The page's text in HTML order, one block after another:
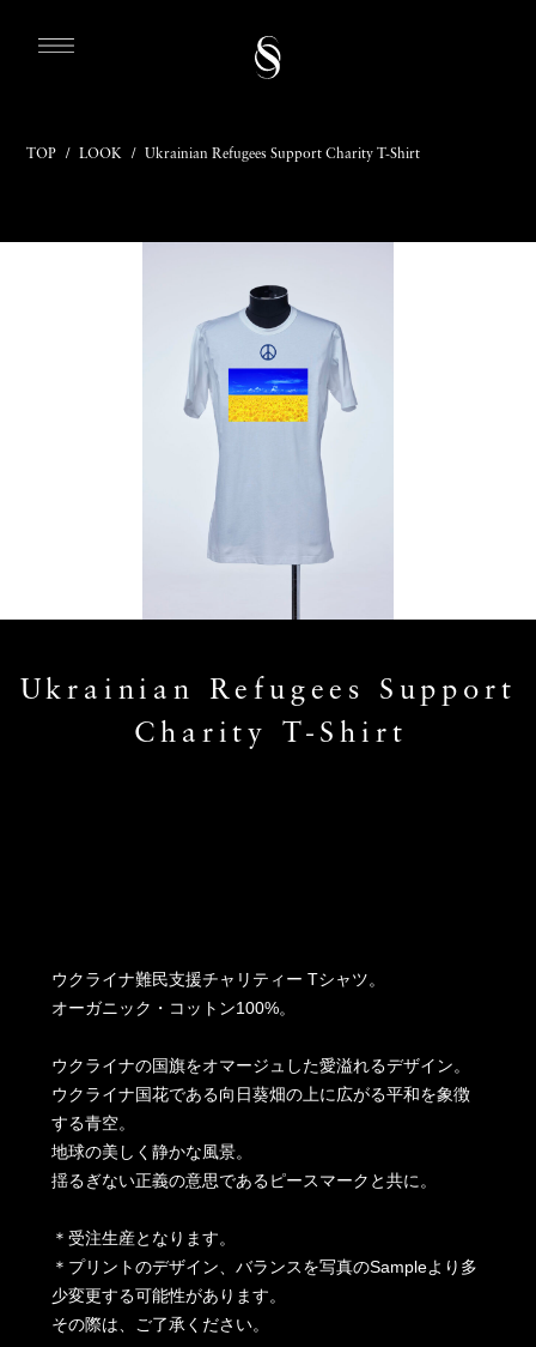
TOP / LOOK / Ukrainian Refugees Support Charity T-Shirt
Ukrainian Refugees Support
Charity T-Shirt
ウクライナ難民支援チャリティー Tシャツ。
オーガニック・コットン100%。
ウクライナの国旗をオマージュした愛溢れるデザイン。
ウクライナ国花である向日葵畑の上に広がる平和を象徴
する青空。
地球の美しく静かな風景。
揺るぎない正義の意思であるピースマークと共に。
＊受注生産となります。
＊プリントのデザイン、バランスを写真のSampleより多
少変更する可能性があります。
その際は、ご了承ください。